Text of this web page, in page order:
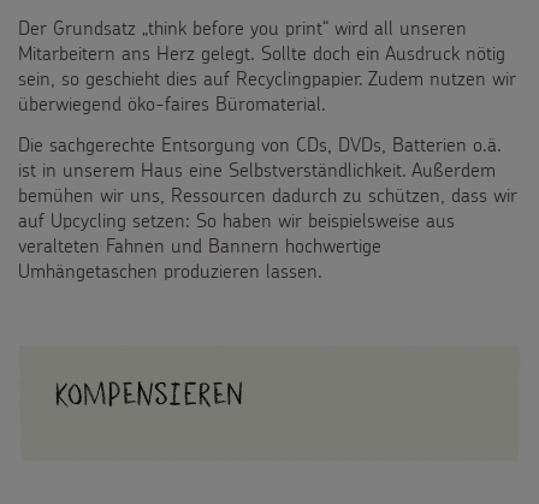
Der Grundsatz „think before you print“ wird all unseren
Mitarbeitern ans Herz gelegt. Sollte doch ein Ausdruck nötig
sein, so geschieht dies auf Recyclingpapier. Zudem nutzen wir
überwiegend öko-faires Büromaterial.
Die sachgerechte Entsorgung von CDs, DVDs, Batterien o.ä.
ist in unserem Haus eine Selbstverständlichkeit. Außerdem
bemühen wir uns, Ressourcen dadurch zu schützen, dass wir
auf Upcycling setzen: So haben wir beispielsweise aus
veralteten Fahnen und Bannern hochwertige
Umhängetaschen produzieren lassen.
Kompensieren